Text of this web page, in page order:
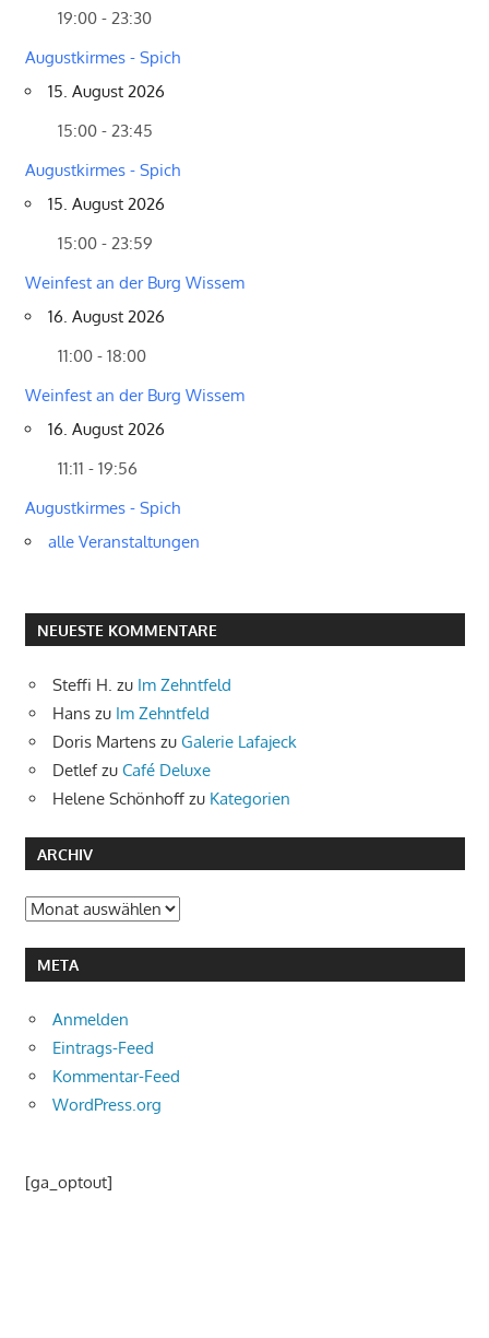
19:00 - 23:30
Augustkirmes - Spich
15. August 2026
15:00 - 23:45
Augustkirmes - Spich
15. August 2026
15:00 - 23:59
Weinfest an der Burg Wissem
16. August 2026
11:00 - 18:00
Weinfest an der Burg Wissem
16. August 2026
11:11 - 19:56
Augustkirmes - Spich
alle Veranstaltungen
NEUESTE KOMMENTARE
Steffi H. zu Im Zehntfeld
Hans zu Im Zehntfeld
Doris Martens zu Galerie Lafajeck
Detlefzu Café Deluxe
Helene Schönhoff zu Kategorien
ARCHIV
Archiv
META
Anmelden
Eintrags-Feed
Kommentar-Feed
WordPress.org
[ga_optout]